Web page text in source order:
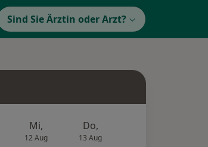
Sind Sie Ärztin oder Arzt?
Mi,
12 Aug
Do,
13 Aug